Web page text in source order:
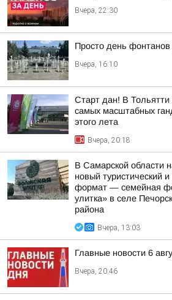
Вчера, 22:30
Просто день фонтанов
Вчера, 16:10
Старт дан! В Тольятти
самых масштабных
этого лета
Вчера, 20:18
В Самарской области
новый туристический
формат — семейная
улитка» в селе
района
Вчера, 13:03
Главные новости 6
Вчера, 20:46